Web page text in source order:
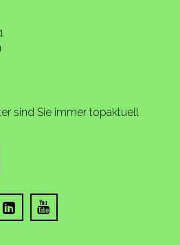
sind Sie immer topaktuell